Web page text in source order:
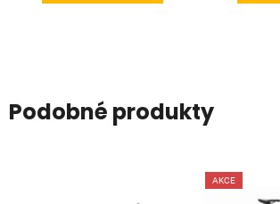
Podobné produkty
AKCE